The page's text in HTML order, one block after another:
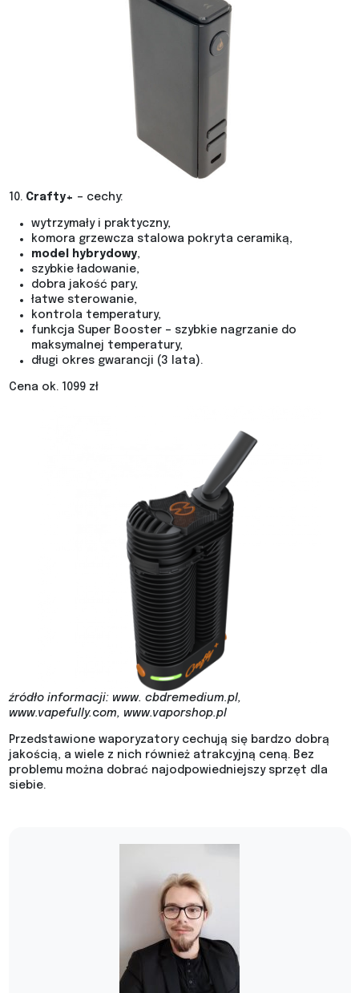
10.Crafty+ – cechy:
wytrzymały i praktyczny,
komora grzewcza stalowa pokryta ceramiką,
model hybrydowy,
szybkie ładowanie,
dobra jakość pary,
łatwe sterowanie,
kontrola temperatury,
funkcja Super Booster – szybkie nagrzanie do
maksymalnej temperatury,
długi okres gwarancji (3 lata).
Cena ok. 1099 zł
źródło informacji: www. cbdremedium.pl,
www.vapefully. com, www.vaporshop.pl
Przedstawione waporyzatory cechują się bardzo dobrą
jakością, a wiele z nich również atrakcyjną ceną. Bez
problemu można dobrać najodpowiedniejszy sprzęt dla
siebie.